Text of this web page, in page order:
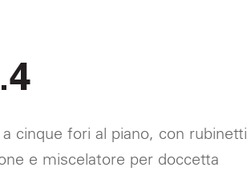
cinque fori al piano, con rubinetti
e miscelatore per doccetta